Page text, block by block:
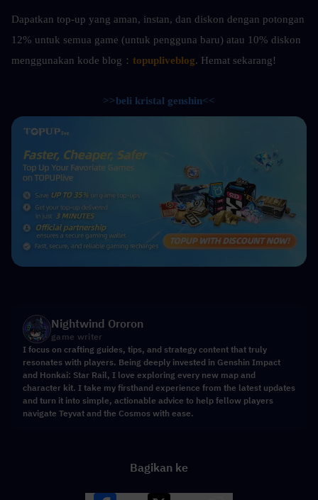
Dapatkan top-up yang aman, instan, dan diskon dengan potongan
12% untuk semua game (untuk pengguna baru) atau 10% diskon
menggunakan kode blog： topupliveblog. Hemat sekarang!
>>beli kristal genshin<<
Nightwind Ororon
game writer
I focus on crafting guides, tips, and strategy content that truly
resonates with players. Being deeply invested in Genshin Impact
and Honkai: Star Rail, I love exploring every new map and
character kit. I take my firsthand experience from the latest updates
and turn it into simple, actionable advice to help fellow players
navigate Teyvat and the Cosmos with ease.
Bagikan ke